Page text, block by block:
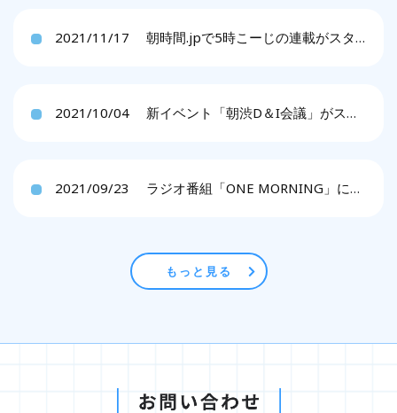
2021/11/17 朝時間.jpで5時こーじの連載がスタートしました。
2021/10/04 新イベント「朝渋D＆I会議」がスタートしました。
2021/09/23 ラジオ番組「ONE MORNING」に5時こーじが出演しました。
もっと見る